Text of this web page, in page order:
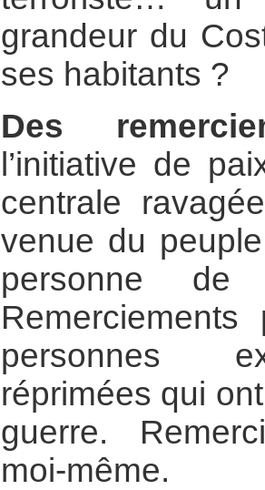
grandeur du
ses habitants ?
Des
l’initiative de
centrale
venue du
personne
personnes
réprimées qui
guerre.
moi-même.